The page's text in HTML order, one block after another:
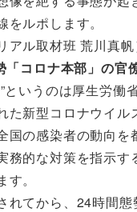
をルポします。
アル取材班 荒川真帆
「コロナ本部」の官
というのは厚生労働
た新型コロナウイル
国の感染者の動向を
務的な対策を指示す
。
れてから、24時間態